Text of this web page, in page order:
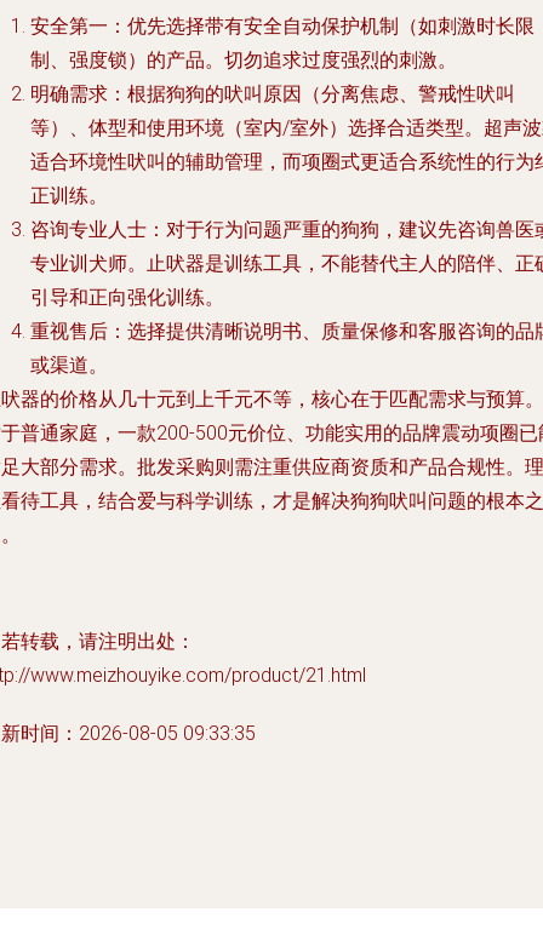
安全第一 ：优先选择带有安全自动保护机制（如刺激时长限
制、强度锁）的产品。切勿追求过度强烈的刺激。
明确需求 ：根据狗狗的吠叫原因（分离焦虑、警戒性吠叫
等）、体型和使用环境（室内/室外）选择合适类型。超声
适合环境性吠叫的辅助管理，而项圈式更适合系统性的行为
正训练。
咨询专业人士 ：对于行为问题严重的狗狗，建议先咨询兽医
专业训犬师。止吠器是训练工具，不能替代主人的陪伴、正
引导和正向强化训练。
重视售后 ：选择提供清晰说明书、质量保修和客服咨询的品
或渠道。
器的价格从几十元到上千元不等，核心在于匹配需求与预算。
普通家庭，一款200-500元价位、功能实用的品牌震动项圈已
大部分需求。批发采购则需注重供应商资质和产品合规性。理
待工具，结合爱与科学训练，才是解决狗狗吠叫问题的根本之
转载，请注明出处：
www.meizhouyike.com/product/21.html
时间：2026-08-05 09:33:35